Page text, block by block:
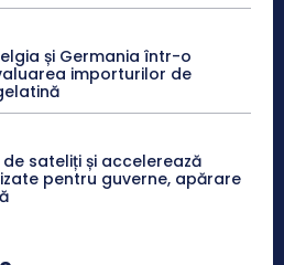
și Germania într-o
importurilor de
de sateliți și accelerează
pentru guverne, apărare